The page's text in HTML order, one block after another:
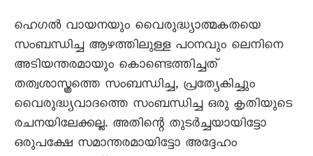
ഹെഗൽ വായനയും വെെരുദ്ധ്യാത്മകതയെ
സംബന്ധിച്ച ആഴത്തിലുള്ള പഠനവും ലെനിനെ
അടിയന്തരമായും കൊണ്ടെത്തിച്ചത്
തത്വശാസ്ത്രത്തെ സംബന്ധിച്ച, പ്രത്യേകിച്ചും
വെെരുദ്ധ്യവാദത്തെ സംബന്ധിച്ച ഒരു കൃതിയുടെ
രചനയിലേക്കല്ല. അതിന്റെ തുടർച്ചയായിട്ടോ
ഒരുപക്ഷേ സമാന്തരമായിട്ടോ അദ്ദേഹം